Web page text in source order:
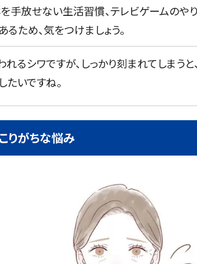
手放せない生活習慣、テレビゲームの
ため、気をつけましょう。
るシワですが、しっかり刻まれてしまう
たいですね。
りがちな悩み